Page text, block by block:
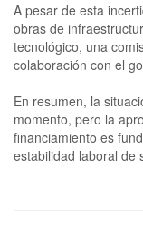
A pesar de esta
obras de
tecnológico, una
colaboración con el
En resumen, la
momento, pero la
financiamiento es
estabilidad laboral de